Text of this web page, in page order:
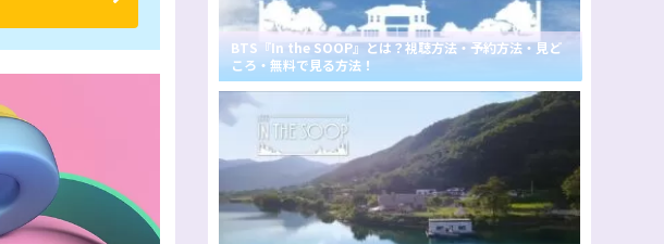
BTS『In the SOOP』とは？視聴方法・予約方法・見ど
ころ・無料で見る方法！